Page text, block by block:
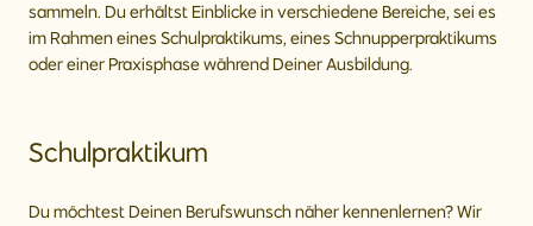
sammeln. Du erhältst Einblicke in verschiedene Bereiche, sei es
im Rahmen eines Schulpraktikums, eines Schnupperpraktikums
oder einer Praxisphase während Deiner Ausbildung.
Schulpraktikum
Du möchtest Deinen Berufswunsch näher kennenlernen? Wir